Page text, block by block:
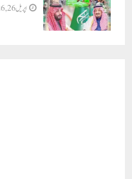
اپریل 26, 2026